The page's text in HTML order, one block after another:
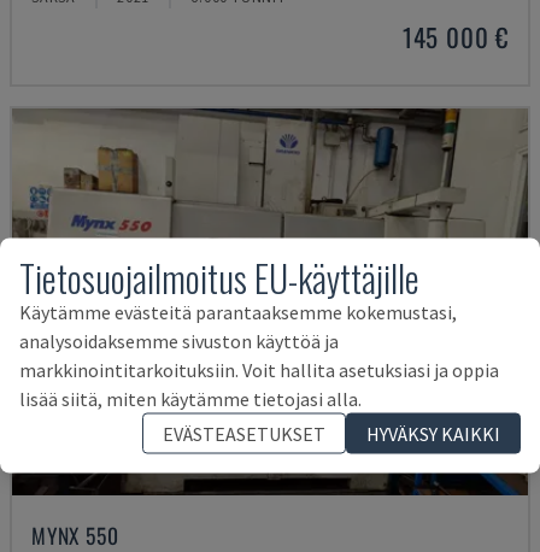
145 000 €
MYNX 550
Tietosuojailmoitus EU-käyttäjille
Käytämme evästeitä parantaaksemme kokemustasi,
analysoidaksemme sivuston käyttöä ja
markkinointitarkoituksiin. Voit hallita asetuksiasi ja oppia
lisää siitä, miten käytämme tietojasi alla.
EVÄSTEASETUKSET
HYVÄKSY KAIKKI